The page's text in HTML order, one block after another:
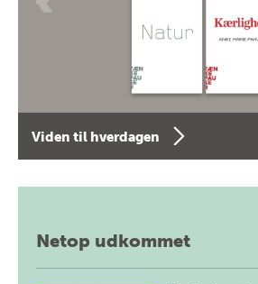
Viden til hverdagen
Netop udkommet